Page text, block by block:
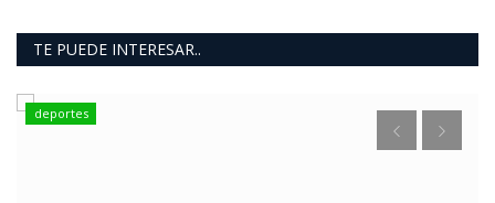
TE PUEDE INTERESAR..
deportes